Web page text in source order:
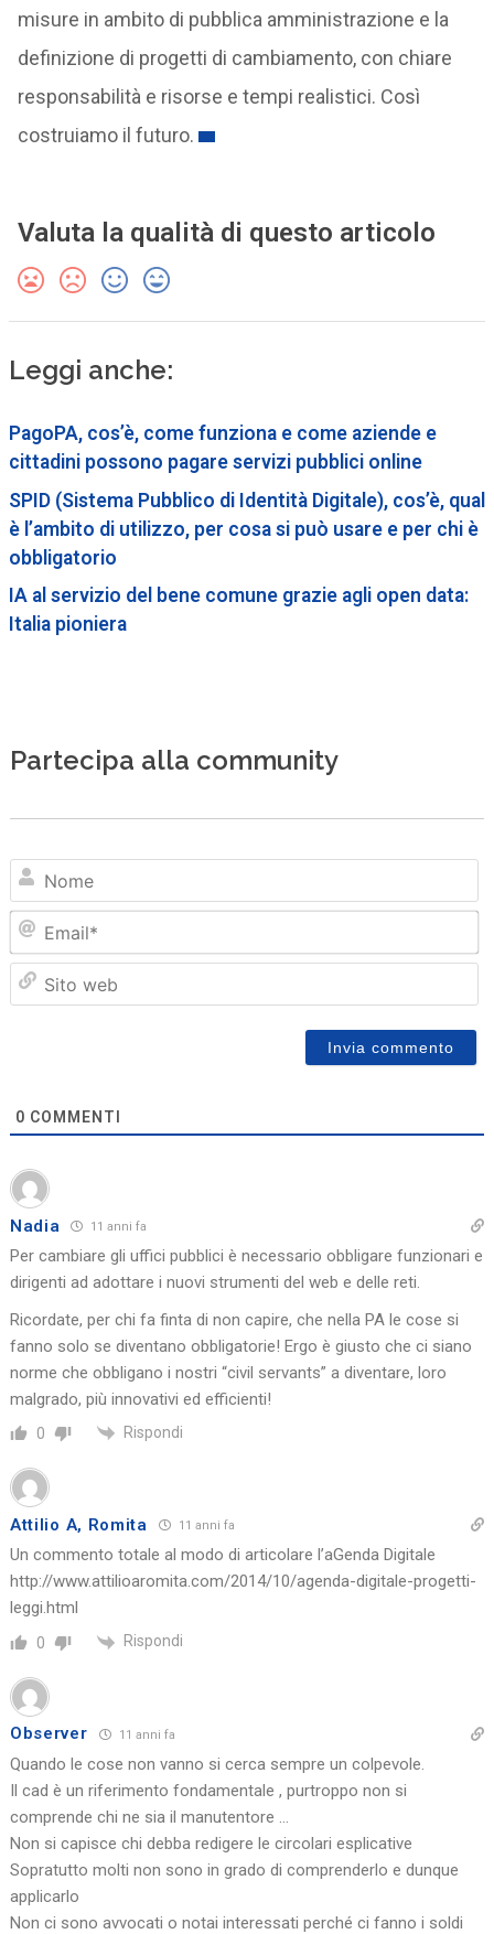
misure in ambito di pubblica amministrazione e la
definizione di progetti di cambiamento, con chiare
responsabilità e risorse e tempi realistici. Così
costruiamo il futuro.
Valuta la qualità di questo articolo
Leggi anche:
PagoPA, cos’è, come funziona e come aziende e
cittadini possono pagare servizi pubblici online
SPID (Sistema Pubblico di Identità Digitale), cos’è, qual
è l’ambito di utilizzo, per cosa si può usare e per chi è
obbligatorio
IA al servizio del bene comune grazie agli open data:
Italia pioniera
Partecipa alla community
0 COMMENTI
Nadia 11 anni fa
Per cambiare gli uffici pubblici è necessario obbligare funzionari e
dirigenti ad adottare i nuovi strumenti del web e delle reti.
Ricordate, per chi fa finta di non capire, che nella PA le cose si
fanno solo se diventano obbligatorie! Ergo è giusto che ci siano
norme che obbligano i nostri “civil servants” a diventare, loro
malgrado, più innovativi ed efficienti!
0 Rispondi
Attilio A, Romita 11 anni fa
Un commento totale al modo di articolare l’aGenda Digitale
http://www.attilioaromita.com/2014/10/agenda-digitale-progetti-
leggi.html
0 Rispondi
Observer 11 anni fa
Quando le cose non vanno si cerca sempre un colpevole.
Il cad è un riferimento fondamentale , purtroppo non si
comprende chi ne sia il manutentore …
Non si capisce chi debba redigere le circolari esplicative
Sopratutto molti non sono in grado di comprenderlo e dunque
applicarlo
Non ci sono avvocati o notai interessati perché ci fanno i soldi